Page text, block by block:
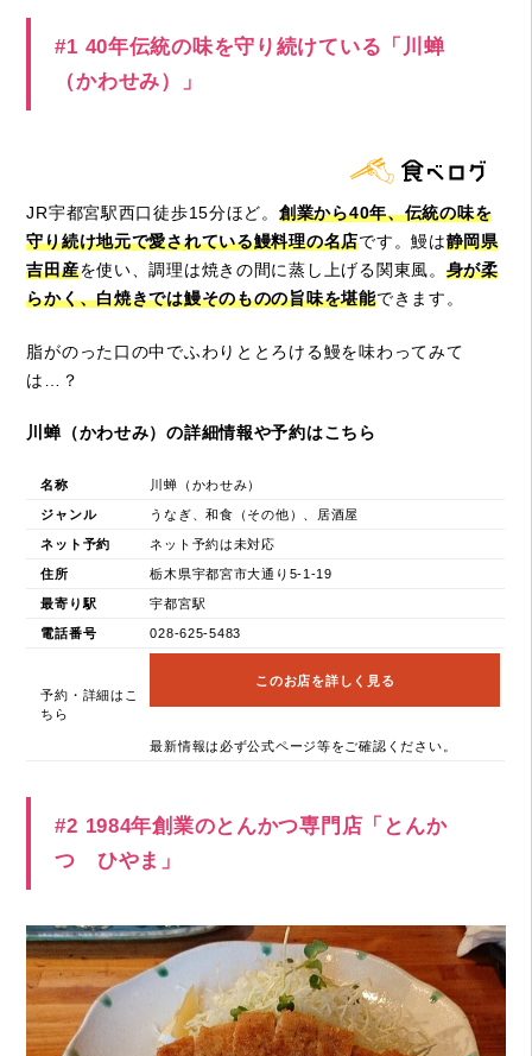
#1 40年伝統の味を守り続けている「川蝉
（かわせみ）」
JR宇都宮駅西口徒歩15分ほど。 創業から40年、伝統の味を
守り続け地元で愛されている鰻料理の名店です。鰻は静岡県
吉田産を使い、調理は焼きの間に蒸し上げる関東風。 身が柔
らかく、白焼きでは鰻そのものの旨味を堪能できます。
脂がのった口の中でふわりととろける鰻を味わってみて
は…？
川蝉（かわせみ）の詳細情報や予約はこちら
名称 川蝉（かわせみ）
ジャンル うなぎ、和食（その他）、居酒屋
ネット予約 ネット予約は未対応
住所 栃木県宇都宮市大通り5-1-19
最寄り駅 宇都宮駅
電話番号 028-625-5483
予約・詳細はこ
ちら
このお店を詳しく見る
最新情報は必ず公式ページ等をご確認ください。
#2 1984年創業のとんかつ専門店「とんか
つ ひやま」